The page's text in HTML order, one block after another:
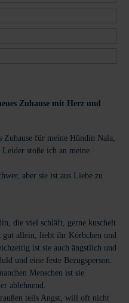
Zuhause mit Herz und
Zuhause für meine Hündin Nala,
stoße ich an meine
aber sie ist aus Liebe zu
die viel schläft, gerne kuschelt
gut allein, liebt ihr Körbchen und
ist sie auch ängstlich und
und eine feste Bezugsperson.
Menschen ist sie
ablehnend.
teils Angst, will oft nicht